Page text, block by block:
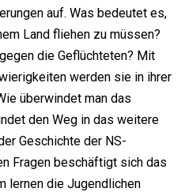
auf. Was bedeutet es,
Land fliehen zu müssen?
die Geflüchteten? Mit
werden sie in ihrer
überwindet man das
den Weg in das weitere
Geschichte der NS-
Fragen beschäftigt sich das
lernen die Jugendlichen